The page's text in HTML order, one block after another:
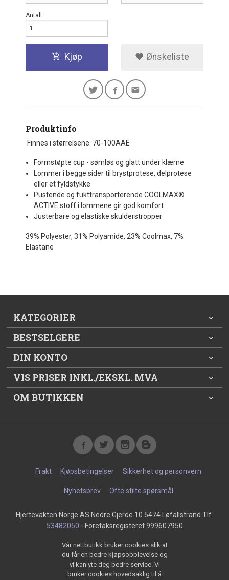
Antall
Kjøp Ønskeliste
Produktinfo
Finnes i størrelsene: 70-100AAE
Formstøpte cup - sømløs og glatt under klærne
Lommer i begge sider til brystprotese, delprotese
eller et fyldstykke
Pustende og fukttransporterende COOLMAX®
ACTIVE stoff i lommene gir god komfort
Justerbare og elastiske skulderstropper
39% Polyester, 31% Polyamide, 23% Coolmax, 7%
Elastane
KATEGORIER
BESTSELGERE
DIN KONTO
VIS PRISER INKL./EKSKL. MVA
OM BUTIKKEN
Frakt Kjøpsbetingelser Sikkerhet og personvern
Nyhetsbrev Ofte stilte spørsmål
Hjertevakten Norge AS Nedre Gjerde 10 5474 Løfallstrand Tlf.
53482050 - Foretaksregisteret 999607950
Vår nettbutikk bruker cookies slik at
du får en bedre kjøpsopplevelse og
vi kan yte deg bedre service. Vi
bruker cookies hovedsaklig til å